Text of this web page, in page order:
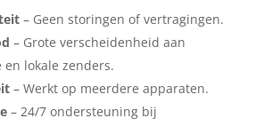
– Geen storingen of vertragingen.
– Grote verscheidenheid aan
lokale zenders.
– Werkt op meerdere apparaten.
– 24/7 ondersteuning bij